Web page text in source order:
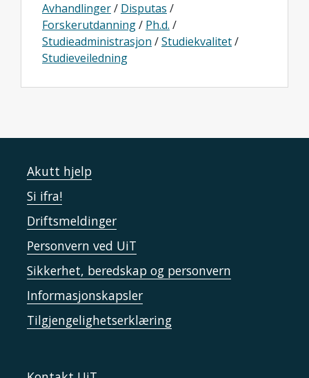
Avhandlinger/ Disputas /
Forskerutdanning/ Ph.d. /
Studieadministrasjon /Studiekvalitet/
Studieveiledning
Akutt hjelp
Si ifra!
Driftsmeldinger
Personvern ved UiT
Sikkerhet, beredskap og personvern
Informasjonskapsler
Tilgjengelighetserklæring